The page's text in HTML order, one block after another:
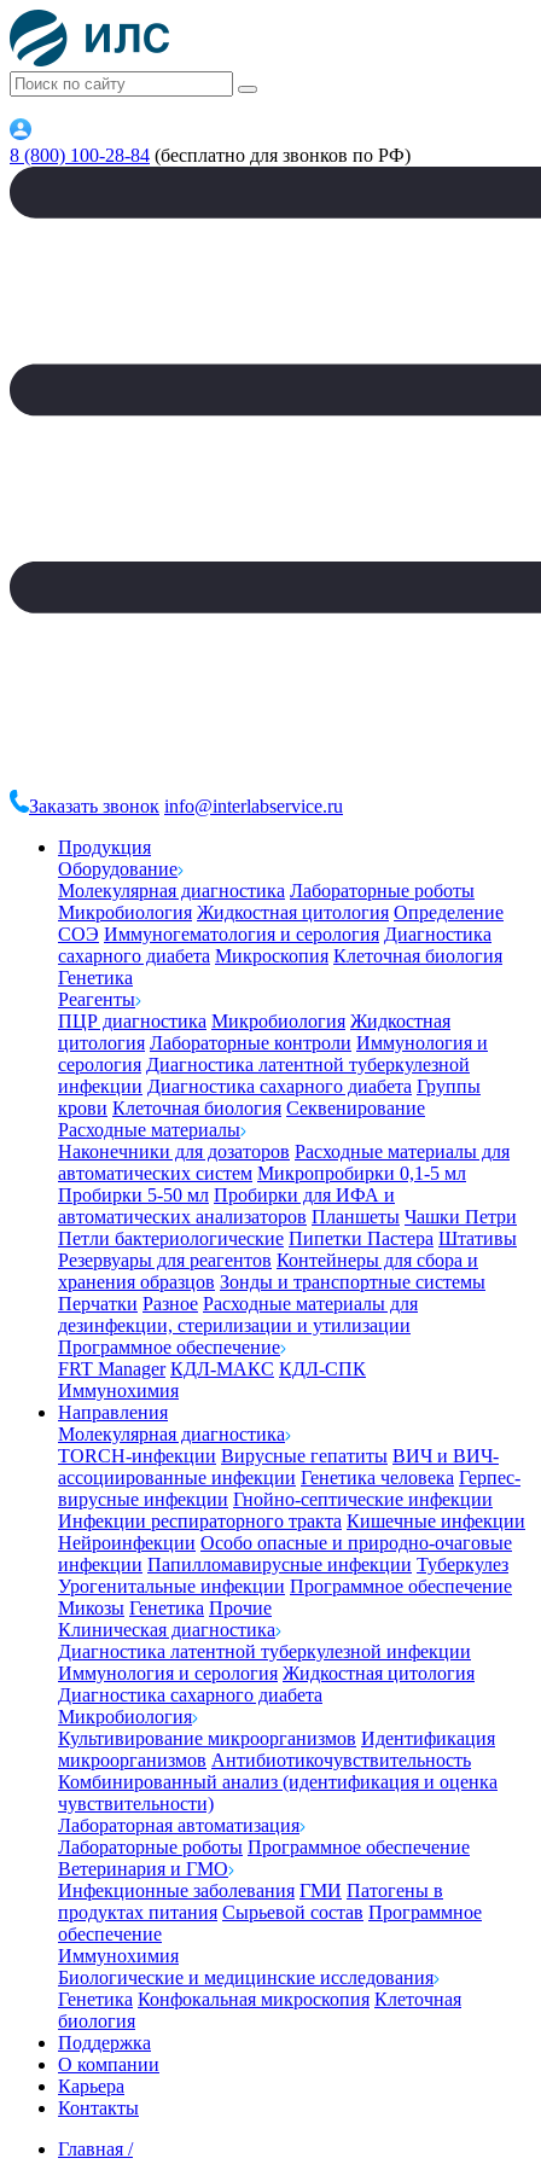
8 (800) 100-28-84 (бесплатно для звонков по РФ)
Заказать звонок info@interlabservice.ru
Продукция
Оборудование
Молекулярная диагностика Лабораторные роботы
Микробиология Жидкостная цитология Определение
СОЭ Иммуногематология и серология Диагностика
сахарного диабета Микроскопия Клеточная биология
Генетика
Реагенты
ПЦР диагностика Микробиология Жидкостная
цитология Лабораторные контроли Иммунология и
серология Диагностика латентной туберкулезной
инфекции Диагностика сахарного диабета Группы
крови Клеточная биология Секвенирование
Расходные материалы
Наконечники для дозаторов Расходные материалы для
автоматических систем Микропробирки 0,1-5 мл
Пробирки 5-50 мл Пробирки для ИФА и
автоматических анализаторов Планшеты Чашки Петри
Петли бактериологические Пипетки Пастера Штативы
Резервуары для реагентов Контейнеры для сбора и
хранения образцов Зонды и транспортные системы
Перчатки Разное Расходные материалы для
дезинфекции, стерилизации и утилизации
Программное обеспечение
FRT Manager КДЛ-МАКС КДЛ-СПК
Иммунохимия
Направления
Молекулярная диагностика
TORCH-инфекции Вирусные гепатиты ВИЧ и ВИЧ-
ассоциированные инфекции Генетика человека Герпес-
вирусные инфекции Гнойно-септические инфекции
Инфекции респираторного тракта Кишечные инфекции
Нейроинфекции Особо опасные и природно-очаговые
инфекции Папилломавирусные инфекции Туберкулез
Урогенитальные инфекции Программное обеспечение
Микозы Генетика Прочие
Клиническая диагностика
Диагностика латентной туберкулезной инфекции
Иммунология и серология Жидкостная цитология
Диагностика сахарного диабета
Микробиология
Культивирование микроорганизмов Идентификация
микроорганизмов Антибиотикочувствительность
Комбинированный анализ (идентификация и оценка
чувствительности)
Лабораторная автоматизация
Лабораторные роботы Программное обеспечение
Ветеринария и ГМО
Инфекционные заболевания ГМИ Патогены в
продуктах питания Сырьевой состав Программное
обеспечение
Иммунохимия
Биологические и медицинские исследования
Генетика Конфокальная микроскопия Клеточная
биология
Поддержка
О компании
Карьера
Контакты
Главная /